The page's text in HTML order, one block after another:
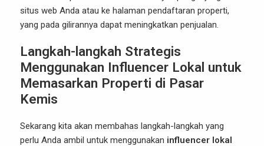
situs web Anda atau ke halaman pendaftaran properti,
yang pada gilirannya dapat meningkatkan penjualan.
Langkah-langkah Strategis
Menggunakan Influencer Lokal untuk
Memasarkan Properti di Pasar
Kemis
Sekarang kita akan membahas langkah-langkah yang
perlu Anda ambil untuk menggunakan influencer lokal